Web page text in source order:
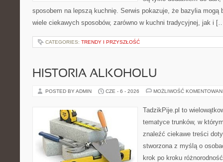
sposobem na lepszą kuchnię. Serwis pokazuje, że bazylia mogą
wiele ciekawych sposobów, zarówno w kuchni tradycyjnej, jak i
CATEGORIES: TRENDY I PRZYSZŁOŚĆ
HISTORIA ALKOHOLU
POSTED BY ADMIN CZE - 6 - 2026 MOŻLIWOŚĆ
TadzikPije.pl to
tematyce trunków, w
znaleźć ciekawe treści
stworzona z myślą o
krok po kroku